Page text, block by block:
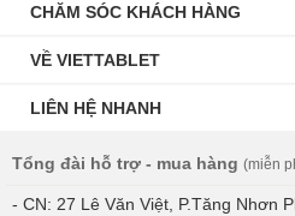
CHĂM SÓC KHÁCH HÀNG
VỀ VIETTABLET
LIÊN HỆ NHANH
Tổng đài hỗ trợ - mua hàng (miễn
- CN: 27 Lê Văn Việt, P.Tăng Nhơn